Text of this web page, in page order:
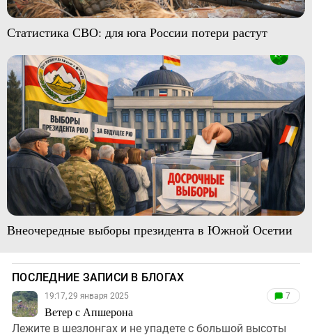
Статистика СВО: для юга России потери растут
Внеочередные выборы президента в Южной Осетии
ПОСЛЕДНИЕ ЗАПИСИ В БЛОГАХ
19:17, 29 января 2025
Ветер с Апшерона
7
Лежите в шезлонгах и не упадете с большой высоты